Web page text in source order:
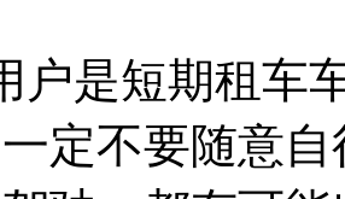
户是短期租车
定不要随意